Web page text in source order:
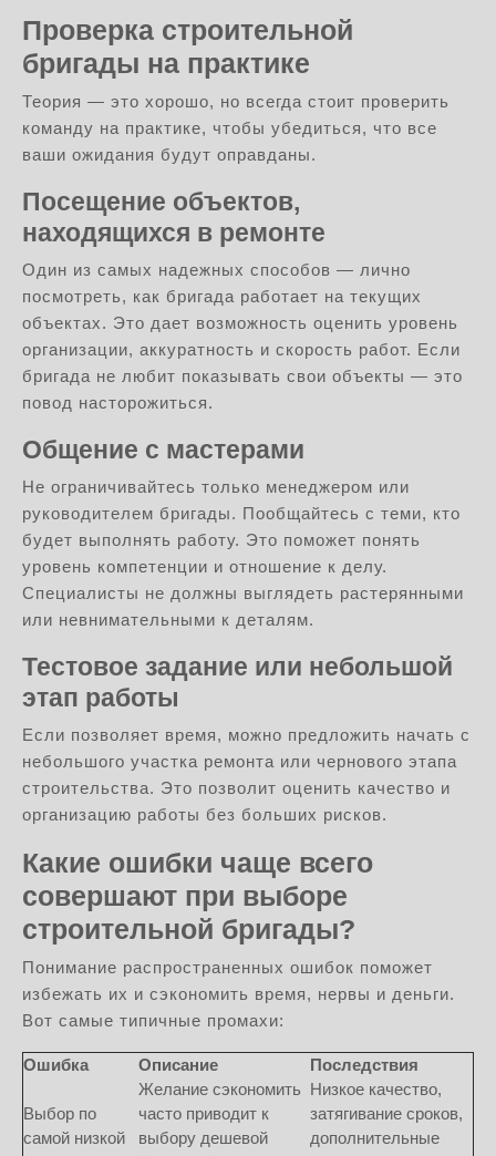
Проверка строительной
бригады на практике
Теория — это хорошо, но всегда стоит проверить
команду на практике, чтобы убедиться, что все
ваши ожидания будут оправданы.
Посещение объектов,
находящихся в ремонте
Один из самых надежных способов — лично
посмотреть, как бригада работает на текущих
объектах. Это дает возможность оценить уровень
организации, аккуратность и скорость работ. Если
бригада не любит показывать свои объекты — это
повод насторожиться.
Общение с мастерами
Не ограничивайтесь только менеджером или
руководителем бригады. Пообщайтесь с теми, кто
будет выполнять работу. Это поможет понять
уровень компетенции и отношение к делу.
Специалисты не должны выглядеть растерянными
или невнимательными к деталям.
Тестовое задание или небольшой
этап работы
Если позволяет время, можно предложить начать с
небольшого участка ремонта или чернового этапа
строительства. Это позволит оценить качество и
организацию работы без больших рисков.
Какие ошибки чаще всего
совершают при выборе
строительной бригады?
Понимание распространенных ошибок поможет
избежать их и сэкономить время, нервы и деньги.
Вот самые типичные промахи:
Ошибка Описание Последствия
Выбор по
самой низкой
Желание сэкономить
часто приводит к
выбору дешевой
Низкое качество,
затягивание сроков,
дополнительные